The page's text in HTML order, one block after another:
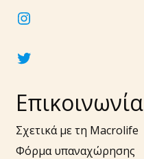
instagram
twitter
Επικοινωνία
Σχετικά με τη Macrolife
Φόρμα υπαναχώρησης